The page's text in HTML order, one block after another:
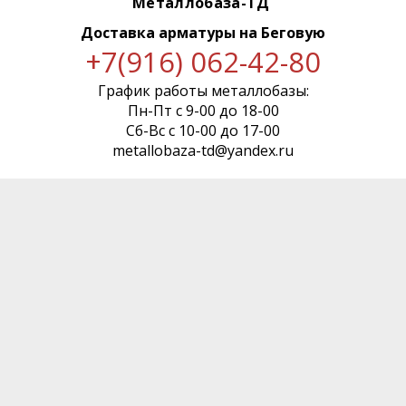
Доставка арматуры на Беговую
+7(916) 062-42-80
График работы металлобазы:
Пн-Пт с 9-00 до 18-00
Сб-Вс с 10-00 до 17-00
metallobaza-td@yandex.ru